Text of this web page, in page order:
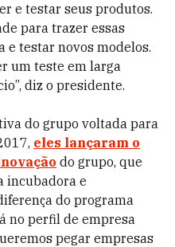
e testar seus produtos.
para trazer essas
e testar novos modelos.
um teste em larga
diz o presidente.
do grupo voltada para
eles lançaram o
do grupo, que
incubadora e
do programa
no perfil de empresa
pegar empresas